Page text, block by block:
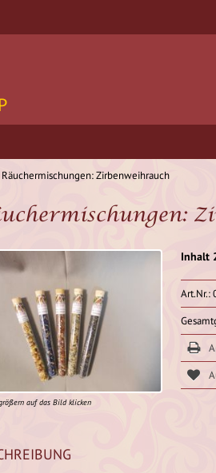
Räuchermischungen: Zirbenweihrauch
auf das Bild klicken
Inhalt
Art.Nr.: